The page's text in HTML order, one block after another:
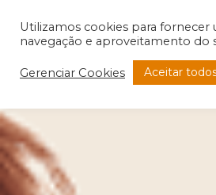
Utilizamos cookies para
navegação e aproveitamento do
Gerenciar Cookies Aceitar